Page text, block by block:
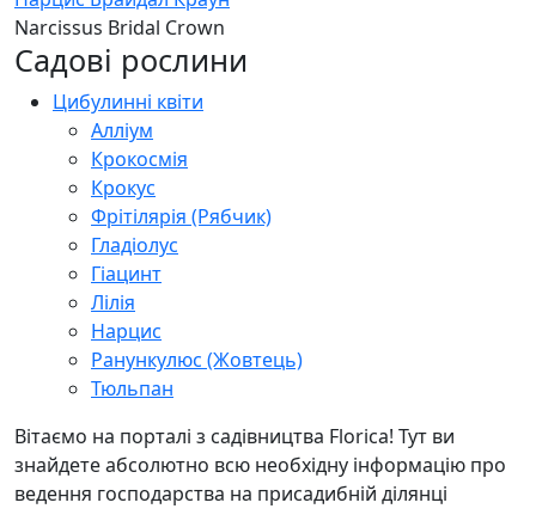
Narcissus Bridal Crown
Садові рослини
Цибулинні квіти
Алліум
Крокосмія
Крокус
Фрітілярія (Рябчик)
Гладіолус
Гіацинт
Лілія
Нарцис
Ранункулюс (Жовтець)
Тюльпан
Вітаємо на порталі з садівництва Florica! Тут ви
знайдете абсолютно всю необхідну інформацію про
ведення господарства на присадибній ділянці